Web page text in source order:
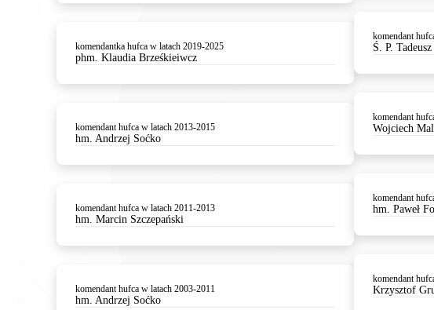
komendantka hufca w latach 2019-2025
phm. Klaudia Brześkieiwcz
komendant hufca w latach 2013-2015
hm. Andrzej Soćko
komendant hufca w latach 2011-2013
hm. Marcin Szczepański
komendant hufca w latach 2003-2011
hm. Andrzej Soćko
komendant
Ś. P.
komendant
Wojciech
komendant
hm. Paweł
komendant
Krzysztof